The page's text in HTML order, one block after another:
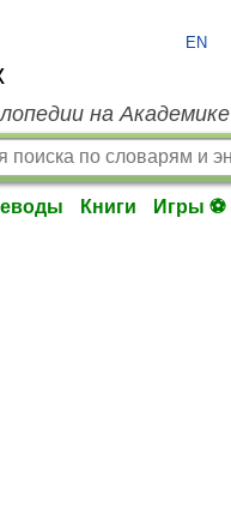
EN
на Академике
Книги Игры ⚽